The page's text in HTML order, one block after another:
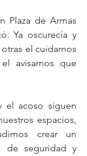
Plaza de Armas
Ya oscurecía y
el cuidarnos
avisarnos que
el acoso siguen
espacios,
crear un
de seguridad y